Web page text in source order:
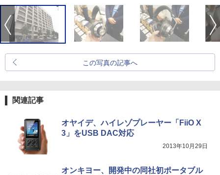
この写真の記事へ
関連記事
オヤイデ、ハイレゾプレーヤー「FiiO X
3」をUSB DAC対応
2013年10月29日
オンキヨー、開発中の同社初ポータブル